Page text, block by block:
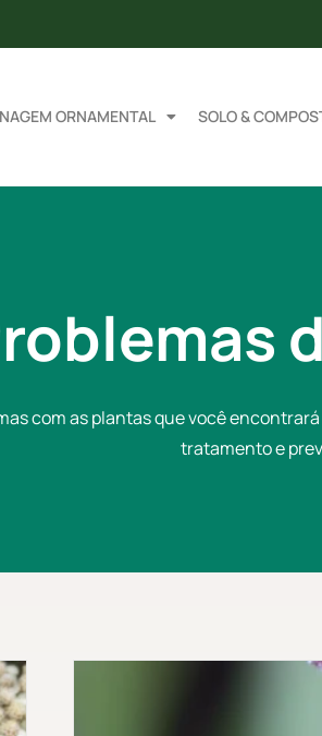
ORNAMENTAL SOLO &
com as plantas que você
tratamento e